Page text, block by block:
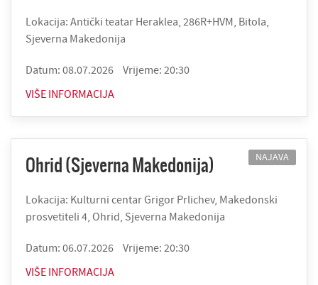
Lokacija: Antički teatar Heraklea, 286R+HVM, Bitola,
Sjeverna Makedonija
Datum: 08.07.2026
Vrijeme: 20:30
VIŠE INFORMACIJA
NAJAVA
Ohrid (Sjeverna Makedonija)
Lokacija: Kulturni centar Grigor Prlichev, Makedonski
prosvetiteli 4, Ohrid, Sjeverna Makedonija
Datum: 06.07.2026
Vrijeme: 20:30
VIŠE INFORMACIJA